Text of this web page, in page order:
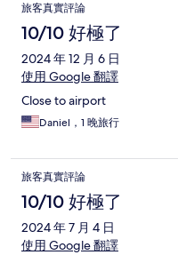
旅客真實評論
10/10 好極了
2024 年 12 月 6 日
使用 Google 翻譯
Close to airport
Daniel，1 晚旅行
旅客真實評論
10/10 好極了
2024 年 7 月 4 日
使用 Google 翻譯